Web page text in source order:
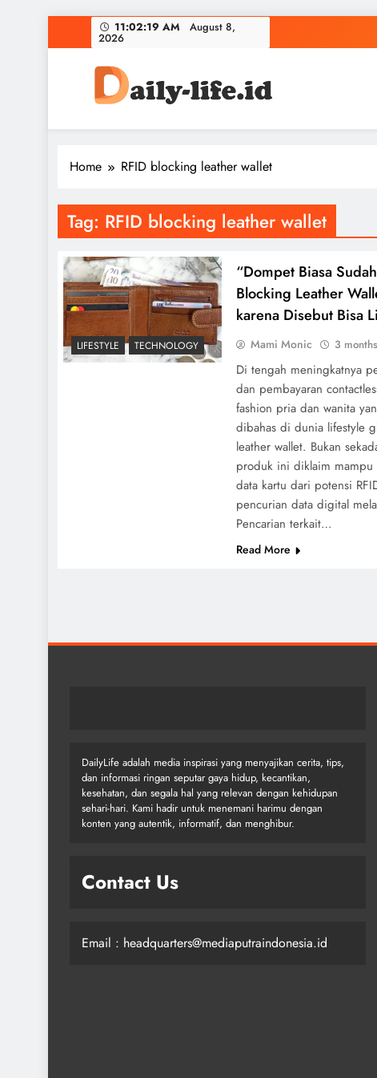
to
11:02:20 AM August 8,
2026
DailyLife Media
Accurate and Reliable News For Your Needs
Home RFID blocking leather wallet
Tag: RFID blocking leather wallet
LIFESTYLE TECHNOLOGY
“Dompet Biasa
Blocking Leather
karena Disebut Bisa
Mami Monic 3
Di tengah meningkatnya
dan pembayaran
fashion pria dan wanita
dibahas di dunia lifestyle
leather wallet. Bukan
produk ini diklaim
data kartu dari potensi
pencurian data digital
Pencarian terkait…
Read More
DailyLife adalah media inspirasi yang menyajikan cerita, tips,
dan informasi ringan seputar gaya hidup, kecantikan,
kesehatan, dan segala hal yang relevan dengan kehidupan
sehari-hari. Kami hadir untuk menemani harimu dengan
konten yang autentik, informatif, dan menghibur.
Contact Us
Email : headquarters@mediaputraindonesia.id